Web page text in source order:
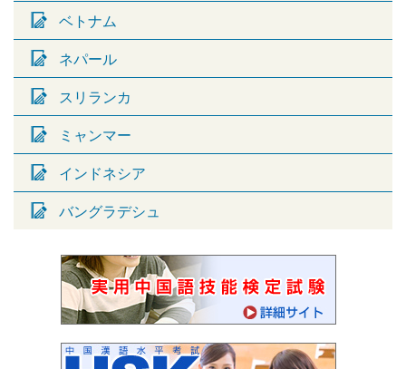
ベトナム
ネパール
スリランカ
ミャンマー
インドネシア
バングラデシュ